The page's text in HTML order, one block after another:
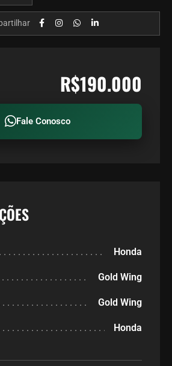
R$190.000
Fale Conosco
Honda
Gold Wing
Gold Wing
Honda